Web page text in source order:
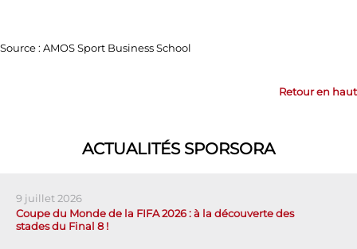
Source : AMOS Sport Business School
Retour en haut
ACTUALITÉS SPORSORA
9 juillet 2026
Coupe du Monde de la FIFA 2026 : à la découverte des
stades du Final 8 !